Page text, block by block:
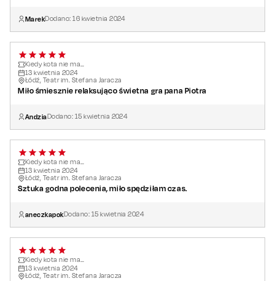
MarekDodano:16 kwietnia 2024
Kiedy kota nie ma…
13 kwietnia 2024
Łódź, Teatr im. Stefana Jaracza
Miło śmiesznie relaksująco świetna gra pana Piotra
AndziaDodano: 15 kwietnia 2024
Kiedy kota nie ma…
13 kwietnia 2024
Łódź, Teatr im. Stefana Jaracza
Sztuka godna polecenia, miło spędziłam czas.
aneczkapokDodano: 15 kwietnia 2024
Kiedy kota nie ma…
13 kwietnia 2024
Łódź, Teatr im. Stefana Jaracza